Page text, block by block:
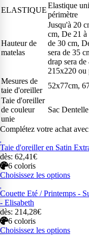
ELASTIQUE
Elastique
périmètre
Hauteur de
matelas
Jusqu'à 20
cm, De 21 à
de 30 cm,
sera de 35
drap sera
215x220 ou
Mesures de
taie d'oreiller
52x77cm,
Taie d'oreiller
de couleur
unie
Sac
Complétez votre achat
Taie d'oreiller en Satin
dès: 62,41€
6 coloris
Choisissez les options
Couette Eté / Printemps -
- Elisabeth
dès: 214,28€
6 coloris
Choisissez les options